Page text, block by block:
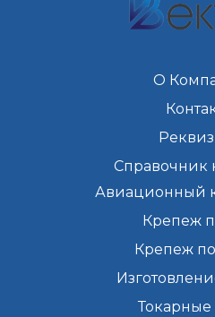
О
Справочник
Авиационный
Крепеж
Крепеж
Токарные